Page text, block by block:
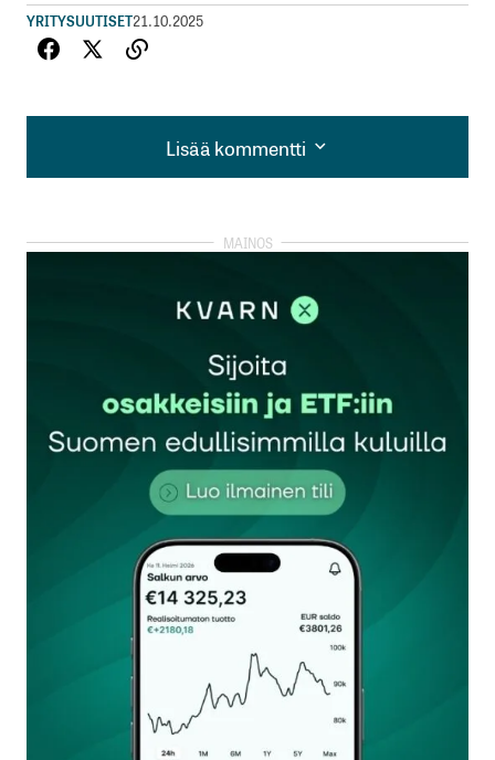
YRITYSUUTISET21.10.2025
Lisää kommentti
Lisää kommentti
kirjautua
rekisteröityä
Sähköpostiosoitettasi ei julkaista.Pakolliset
kentät on merkitty*
Kommentti*
Nimesi tai nimimerkkisi